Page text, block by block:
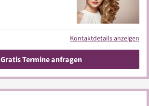
Kontaktdetails anzeigen
Gratis Termine anfragen